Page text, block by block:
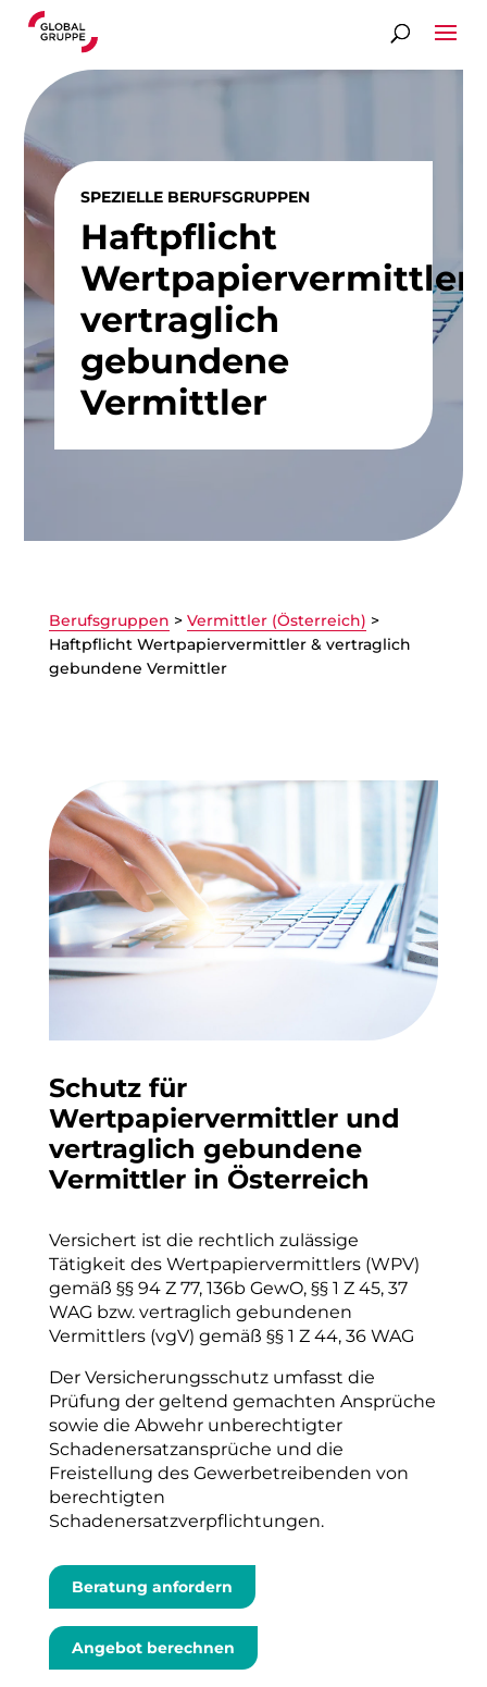
SPEZIELLE BERUFSGRUPPEN
Haftpflicht
Wertpapiervermittler­­­
vertraglich
gebundene
Vermittler
Berufsgruppen > Vermittler (Österreich) >
Haftpflicht Wertpapiervermittler­­­ ­­& vertraglich
gebundene Vermittler
Schutz für
Wertpapiervermittler und
vertraglich gebundene
Vermittler in Österreich
Versichert ist die rechtlich zulässige
Tätigkeit des Wertpapiervermittlers (WPV)
gemäß §§ 94 Z 77, 136b GewO, §§ 1 Z 45, 37
WAG bzw. vertraglich gebundenen
Vermittlers (vgV) gemäß §§ 1 Z 44, 36 WAG
Der Versicherungsschutz umfasst die
Prüfung der geltend gemachten Ansprüche
sowie die Abwehr unberechtigter
Schadenersatzansprüche und die
Freistellung des Gewerbetreibenden von
berechtigten
Schadenersatzverpflichtungen.
Beratung anfordern
Angebot berechnen